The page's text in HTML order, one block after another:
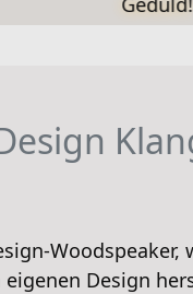
eigenen Design